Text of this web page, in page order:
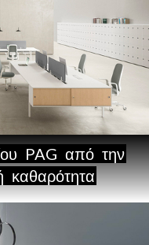
PAG από την
καθαρότητα